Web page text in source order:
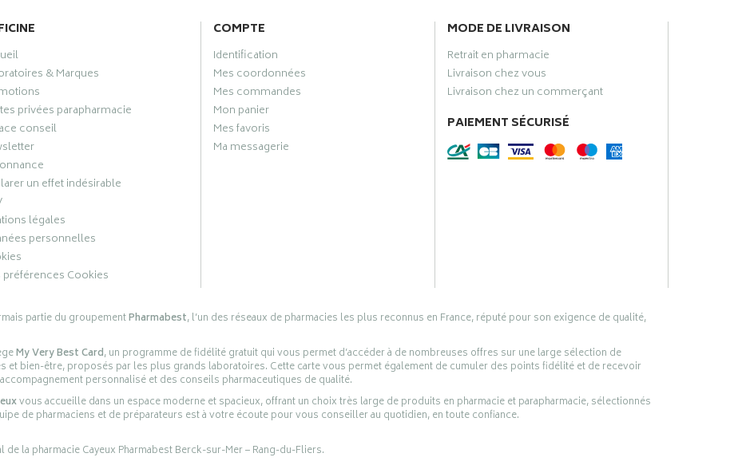
& Marques
privées parapharmacie
conseil
un effet indésirable
légales
personnelles
préférences Cookies
COMPTE
Identification
Mes coordonnées
Mes commandes
Mon panier
Mes favoris
Ma messagerie
MODE DE LIVRAISON
Retrait en pharmacie
Livraison chez vous
Livraison chez un commerçant
PAIEMENT SÉCURISÉ
partie du groupementPharmabest, l’un des réseaux de pharmacies les plus reconnus en France, réputé pour son exigence de qualité,
My Very Best Card, un programme de fidélité gratuit qui vous permet d’accéder à de nombreuses offres sur une large sélection de
bien-être, proposés par les plus grands laboratoires. Cette carte vous permet également de cumuler des points fidélité et de recevoir
personnalisé et des conseils pharmaceutiques de qualité.
vous accueille dans un espace moderne et spacieux, offrant un choix très large de produits en pharmacie et parapharmacie, sélectionnés
de pharmaciens et de préparateurs est à votre écoute pour vous conseiller au quotidien, en toute confiance.
la pharmacie Cayeux Pharmabest Berck-sur-Mer – Rang-du-Fliers.